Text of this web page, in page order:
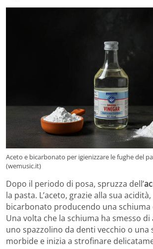
Aceto e bicarbonato per igienizzare le fughe del
(wemusic.it)
Dopo il periodo di posa, spruzza dell’
la pasta. L’aceto, grazie alla sua
bicarbonato producendo una schiuma
Una volta che la schiuma ha smesso
uno spazzolino da denti vecchio o una
morbide e inizia a strofinare